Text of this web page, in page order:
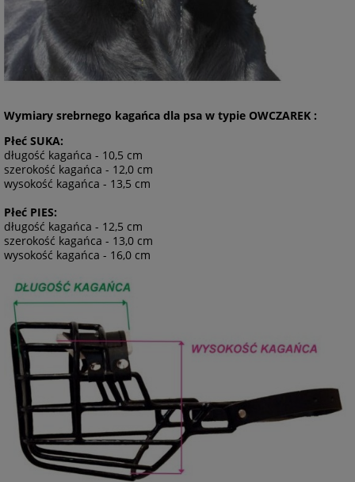
Wymiary srebrnego kagańca dla psa w typie OWCZAREK :
Płeć SUKA:
długość kagańca - 10,5 cm
szerokość kagańca - 12,0 cm
wysokość kagańca - 13,5 cm
Płeć PIES:
długość kagańca - 12,5 cm
szerokość kagańca - 13,0 cm
wysokość kagańca - 16,0 cm